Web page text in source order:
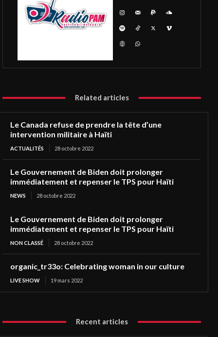
Related articles
Le Canada refuse de prendre la tête d’une
intervention militaire à Haïti
ACTUALITÉS 28 octobre 2022
Le Gouvernement de Biden doit prolonger
immédiatement et repenser le TPS pour Haïti
NEWS 28 octobre 2022
Le Gouvernement de Biden doit prolonger
immédiatement et repenser le TPS pour Haïti
NON CLASSÉ 28 octobre 2022
organic_tr33o: Celebrating woman in our culture
LIVE SHOW 19 mars 2022
Recent articles